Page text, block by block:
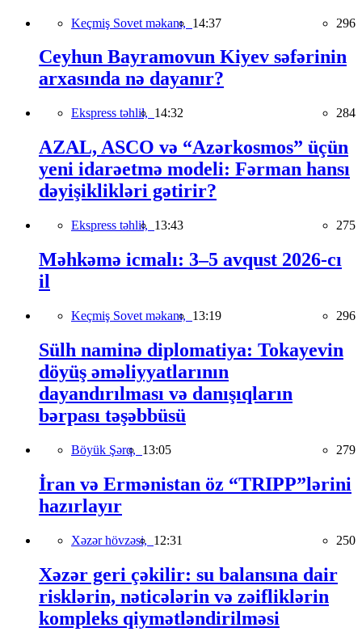
Keçmiş Sovet məkanı, 14:37 296
Ceyhun Bayramovun Kiyev səfərinin
arxasında nə dayanır?
Ekspress təhlil, 14:32 284
AZAL, ASCO və “Azərkosmos” üçün
yeni idarəetmə modeli: Fərman hansı
dəyişiklikləri gətirir?
Ekspress təhlil, 13:43 275
Məhkəmə icmalı: 3–5 avqust 2026-cı
il
Keçmiş Sovet məkanı, 13:19 296
Sülh naminə diplomatiya: Tokayevin
döyüş əməliyyatlarının
dayandırılması və danışıqların
bərpası təşəbbüsü
Böyük Şərq, 13:05 279
İran və Ermənistan öz “TRIPP”lərini
hazırlayır
Xəzər hövzəsi, 12:31 250
Xəzər geri çəkilir: su balansına dair
risklərin, nəticələrin və zəifliklərin
kompleks qiymətləndirilməsi